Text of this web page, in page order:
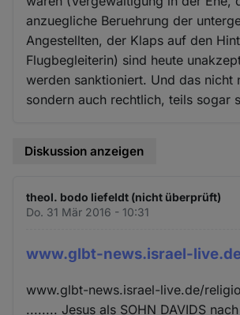
anzuegliche Beruehrung der
Angestellten, der Klaps auf den
Flugbegleiterin) sind heute
werden sanktioniert. Und das nicht
sondern auch rechtlich, teils sogar
Diskussion anzeigen
theol. bodo liefeldt (nicht überprüft)
Do. 31 Mär 2016 - 10:31
www.glbt-news.israel-
www.glbt-news.israel-live.de/
........ Jesus als SOHN DAVIDS